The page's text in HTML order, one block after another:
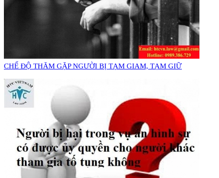
CHẾ ĐỘ THĂM GẶP NGƯỜI BỊ TẠM GIAM, TẠM GIỮ